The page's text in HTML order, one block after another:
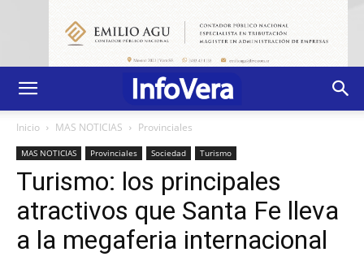
Inicio MAS NOTICIAS Provinciales
MAS NOTICIAS Provinciales Sociedad Turismo
Turismo: los principales
atractivos que Santa Fe lleva
a la megaferia internacional